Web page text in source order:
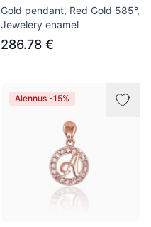
Gold pendant, Red Gold 585°,
Jewelery enamel
286.78 €
Alennus -15%